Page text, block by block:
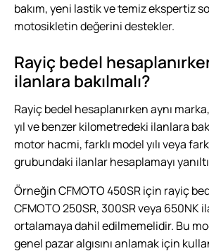
bakım, yeni lastik ve temiz ekspertiz
motosikletin değerini destekler.
Rayiç bedel
ilanlara bakılmalı?
Rayiç bedel hesaplanırken aynı
yıl ve benzer kilometredeki ilanlara
motor hacmi, farklı model yılı veya
grubundaki ilanlar hesaplamayı
Örneğin CFMOTO 450SR için rayiç
CFMOTO 250SR, 300SR veya 650NK
ortalamaya dahil edilmemelidir. Bu
genel pazar algısını anlamak için